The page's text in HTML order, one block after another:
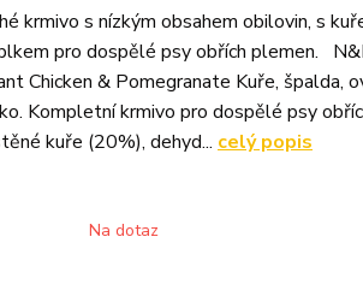
krmivo s nízkým obsahem obilovin, s
pro dospělé psy obřích plemen.
Chicken & Pomegranate Kuře, špalda,
Kompletní krmivo pro dospělé psy
kuře (20%), dehyd... celý popis
Na dotaz